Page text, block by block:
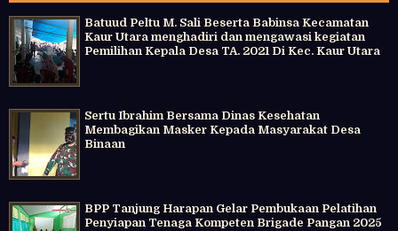
Batuud Peltu M. Sali Beserta Babinsa Kecamatan
Kaur Utara menghadiri dan mengawasi kegiatan
Pemilihan Kepala Desa TA. 2021 Di Kec. Kaur Utara
Sertu Ibrahim Bersama Dinas Kesehatan
Membagikan Masker Kepada Masyarakat Desa
Binaan
BPP Tanjung Harapan Gelar Pembukaan Pelatihan
Penyiapan Tenaga Kompeten Brigade Pangan 2025